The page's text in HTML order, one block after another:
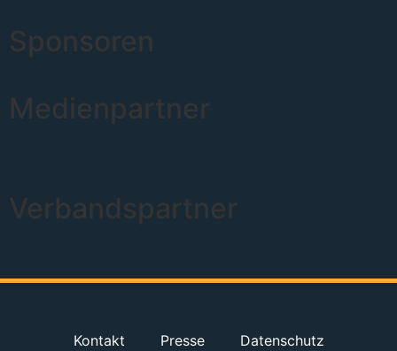
Sponsoren
Medienpartner
Verbandspartner
Kontakt Presse Datenschutz